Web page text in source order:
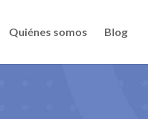
Quiénes somos Blog